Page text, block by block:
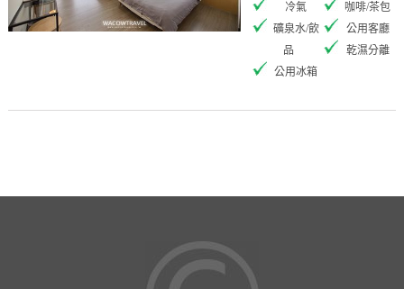
冷氣
咖啡/茶包
礦泉水/飲
品
公用客廳
乾濕分離
公用冰箱